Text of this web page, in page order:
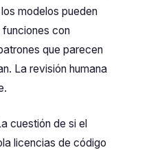
modelos pueden
con
que parecen
La revisión humana
cuestión de si el
licencias de código